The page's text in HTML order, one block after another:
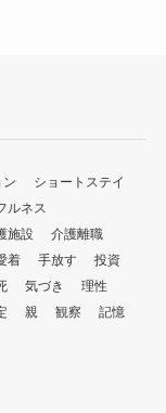
ン
ショートステイ
ルネス
施設
介護離職
着 手放す
投資
気づき
理性
親 観察
記憶